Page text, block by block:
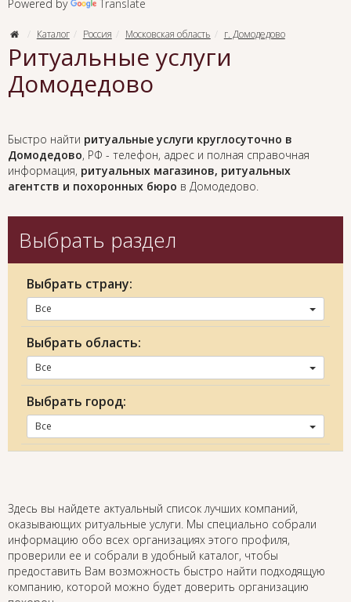
Powered by Translate
Каталог Россия Московская область г. Домодедово
Ритуальные услуги
Домодедово
Быстро найти ритуальные услуги круглосуточно в
Домодедово, РФ - телефон, адрес и полная справочная
информация, ритуальных магазинов, ритуальных
агентств и похоронных бюро в Домодедово.
Выбрать раздел
Выбрать страну:
Все
Выбрать область:
Все
Выбрать город:
Все
Здесь вы найдете актуальный список лучших компаний,
оказывающих ритуальные услуги. Мы специально собрали
информацию обо всех организациях этого профиля,
проверили ее и собрали в удобный каталог, чтобы
предоставить Вам возможность быстро найти подходящую
компанию, которой можно будет доверить организацию